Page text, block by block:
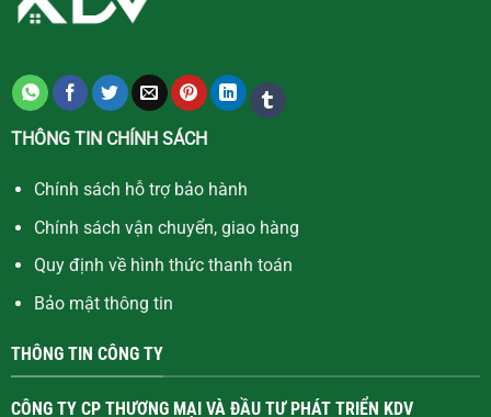
THÔNG TIN CHÍNH SÁCH
Chính sách hỗ trợ bảo hành
Chính sách vận chuyển, giao hàng
Quy định về hình thức thanh toán
Bảo mật thông tin
THÔNG TIN CÔNG TY
CÔNG TY CP THƯƠNG MẠI VÀ ĐẦU TƯ PHÁT TRIỂN KDV